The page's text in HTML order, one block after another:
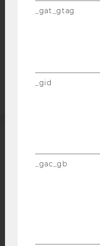
EQUIS
_gat_gtag
_gid
_gac_gb